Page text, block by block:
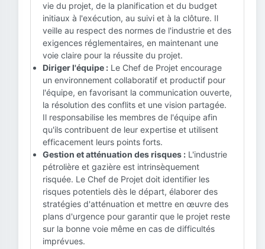
vie du projet, de la planification et du budget
initiaux à l'exécution, au suivi et à la clôture. Il
veille au respect des normes de l'industrie et des
exigences réglementaires, en maintenant une
voie claire pour la réussite du projet.
Diriger l'équipe : Le Chef de Projet encourage
un environnement collaboratif et productif pour
l'équipe, en favorisant la communication ouverte,
la résolution des conflits et une vision partagée.
Il responsabilise les membres de l'équipe afin
qu'ils contribuent de leur expertise et utilisent
efficacement leurs points forts.
Gestion et atténuation des risques : L'industrie
pétrolière et gazière est intrinsèquement
risquée. Le Chef de Projet doit identifier les
risques potentiels dès le départ, élaborer des
stratégies d'atténuation et mettre en œuvre des
plans d'urgence pour garantir que le projet reste
sur la bonne voie même en cas de difficultés
imprévues.